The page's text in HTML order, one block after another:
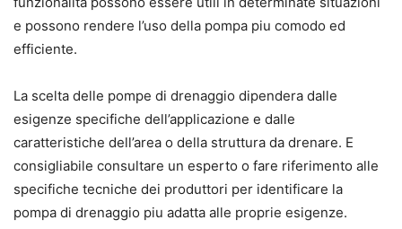
e possono rendere l’uso della pompa piu comodo ed
efficiente.
La scelta delle pompe di drenaggio dipendera dalle
esigenze specifiche dell’applicazione e dalle
caratteristiche dell’area o della struttura da drenare. E
consigliabile consultare un esperto o fare riferimento alle
specifiche tecniche dei produttori per identificare la
pompa di drenaggio piu adatta alle proprie esigenze.